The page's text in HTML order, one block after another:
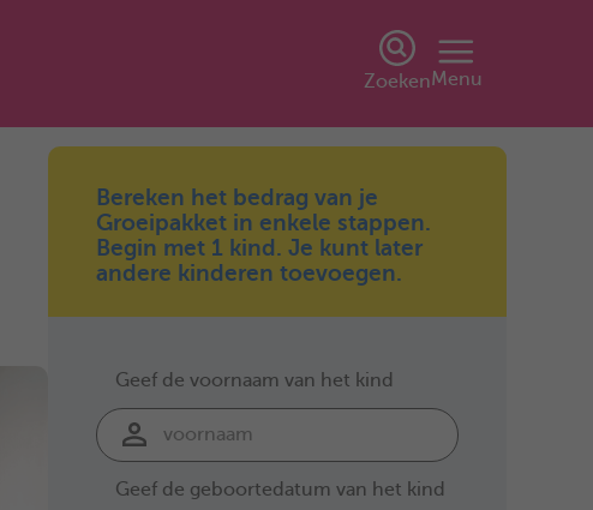
ZoekenMenu
Bereken het bedrag van je
Groeipakket in enkele stappen.
Begin met 1 kind. Je kunt later
andere kinderen toevoegen.
Geef de voornaam van het kind
Geef de geboortedatum van het kind